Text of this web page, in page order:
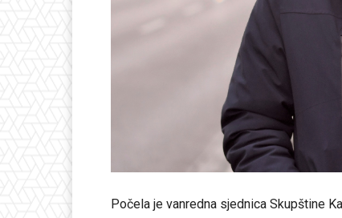
Počela je vanredna sjednica Skupštine